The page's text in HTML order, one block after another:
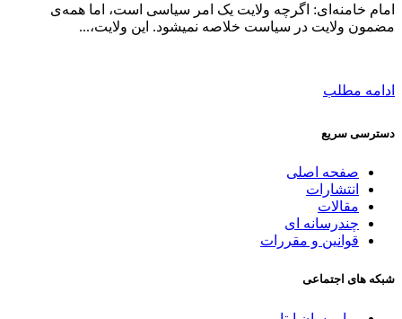
امام خامنه‌ای: اگرچه ولایت یک امر سیاسی است، اما همه‌ی
مضمون ولایت در سیاست خلاصه نمیشود. این ولایت،...
ادامه مطلب
دسترسی سریع
صفحه اصلی
انتشارات
مقالات
چندرسانه ای
قوانین و مقررات
شبکه های اجتماعی